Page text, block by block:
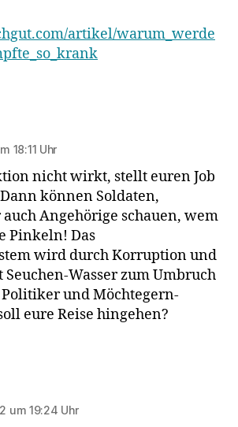
artikel/warum_werde
18:11 Uhr
nicht wirkt, stellt euren Job
können Soldaten,
Angehörige schauen, wem
Pinkeln! Das
wird durch Korruption und
Wasser zum Umbruch
und Möchtegern-
eure Reise hingehen?
um 19:24 Uhr